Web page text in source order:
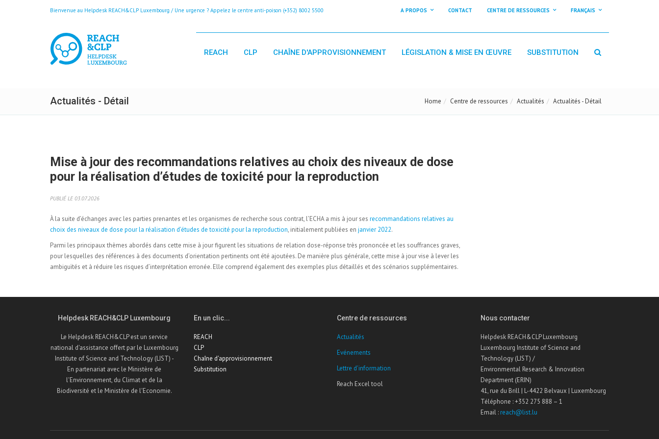
Bienvenue au Helpdesk REACH&CLP Luxembourg / Une urgence ? Appelez le centre anti-poison (+352) 8002 5500 A PROPOS CONTACT CENTRE DE RESSOURCES FRANÇAIS
REACH CLP CHAÎNE D'APPROVISIONNEMENT LÉGISLATION & MISE EN ŒUVRE SUBSTITUTION
Actualités - Détail Home Centre de ressources Actualités Actualités - Détail
Mise à jour des recommandations relatives au choix des niveaux de dose
pour la réalisation d’études de toxicité pour la reproduction
PUBLIÉ LE 03.07.2026
À la suite d’échanges avec les parties prenantes et les organismes de recherche sous contrat, l’ECHA a mis à jour ses recommandations relatives au
choix des niveaux de dose pour la réalisation d’études de toxicité pour la reproduction, initialement publiées en janvier 2022.
Parmi les principaux thèmes abordés dans cette mise à jour figurent les situations de relation dose-réponse très prononcée et les souffrances graves,
pour lesquelles des références à des documents d’orientation pertinents ont été ajoutées. De manière plus générale, cette mise à jour vise à lever les
ambiguïtés et à réduire les risques d’interprétation erronée. Elle comprend également des exemples plus détaillés et des scénarios supplémentaires.
Helpdesk REACH&CLP Luxembourg
Le Helpdesk REACH&CLP est un service
national d'assistance offert par le Luxembourg
Institute of Science and Technology (LIST) -
En partenariat avec le Ministère de
l'Environnement, du Climat et de la
Biodiversité et le Ministère de l'Economie.
En un clic...
REACH
CLP
Chaîne d'approvisionnement
Substitution
Centre de ressources
Actualités
Evénements
Lettre d'information
Reach Excel tool
Nous contacter
Helpdesk REACH&CLP Luxembourg
Luxembourg Institute of Science and
Technology (LIST) /
Environmental Research & Innovation
Department (ERIN)
41, rue du Brill | L-4422 Belvaux | Luxembourg
Téléphone : +352 275 888 – 1
Email : reach@list.lu